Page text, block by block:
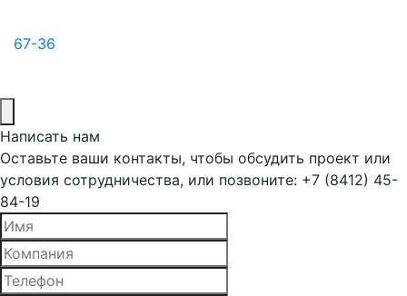
67-36
Написать нам
Оставьте ваши контакты, чтобы обсудить проект или
условия сотрудничества, или позвоните: +7 (8412) 45-
84-19